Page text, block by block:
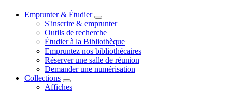
Emprunter & Étudier
S'inscrire & emprunter
Outils de recherche
Étudier à la Bibliothèque
Empruntez nos bibliothécaires
Réserver une salle de réunion
Demander une numérisation
Collections
Affiches